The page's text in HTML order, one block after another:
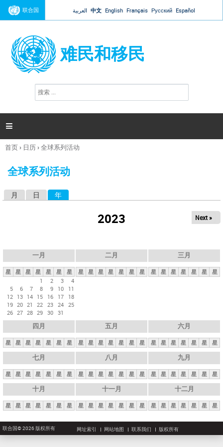
Jump to navigation
联合国 العربية 中文 English Français Русский Español
难民和移民
搜
索

你
这
首页› 日历›全球系列活动
全球系列活动
月 日 年
2023 Next »
一月
星 星 星 星 星 星
星
1
2 3
4
5
6 7 8 9 10
11
12 13 14 15 16 17
18
19 20 21 22 23 24 25
26 27 28 29 30 31
二月
星 星 星 星 星 星 星
三月
星 星 星 星 星 星 星
四月
星 星 星 星 星 星 星
五月
星 星 星 星 星 星 星
六月
星 星 星 星 星 星 星
七月
星 星 星 星 星 星 星
八月
星 星 星 星 星 星 星
九月
星 星 星 星 星 星 星
十月
星 星 星 星 星 星 星
十一月
星 星 星 星 星 星 星
十二月
星 星 星 星 星 星 星
联合国© 2026 版权所有 网址索引 网站地图 联系我们 版权所有